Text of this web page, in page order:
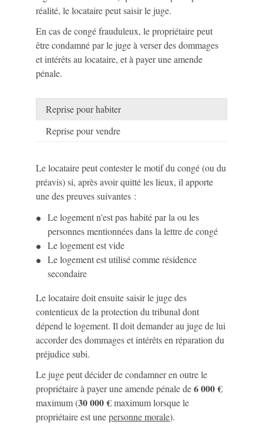
réalité, le locataire peut saisir le juge.
En cas de congé frauduleux, le propriétaire peut
être condamné par le juge à verser des dommages
et intérêts au locataire, et à payer une amende
pénale.
Reprise pour habiter
Reprise pour vendre
Le locataire peut contester le motif du congé (ou du
préavis) si, après avoir quitté les lieux, il apporte
une des preuves suivantes :
Le logement n'est pas habité par la ou les
personnes mentionnées dans la lettre de congé
Le logement est vide
Le logement est utilisé comme résidence
secondaire
Le locataire doit ensuite saisir le juge des
contentieux de la protection du tribunal dont
dépend le logement. Il doit demander au juge de lui
accorder des dommages et intérêts en réparation du
préjudice subi.
Le juge peut décider de condamner en outre le
propriétaire à payer une amende pénale de6 000 €
maximum (30 000 €maximum lorsque le
propriétaire est unepersonne morale).